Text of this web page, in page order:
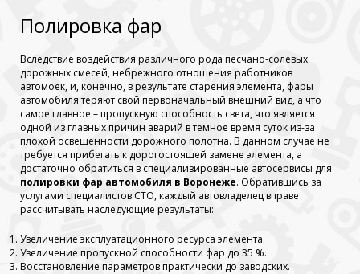
Полировка фар
Вследствие воздействия различного рода песчано-солевых
дорожных смесей, небрежного отношения работников
автомоек, и, конечно, в результате старения элемента, фары
автомобиля теряют свой первоначальный внешний вид, а что
самое главное – пропускную способность света, что является
одной из главных причин аварий в темное время суток из-за
плохой освещенности дорожного полотна. В данном случае не
требуется прибегать к дорогостоящей замене элемента, а
достаточно обратиться в специализированные автосервисы для
полировки фар автомобиля в Воронеже. Обратившись за
услугами специалистов СТО, каждый автовладелец вправе
рассчитывать наследующие результаты:
Увеличение эксплуатационного ресурса элемента.
Увеличение пропускной способности фар до 35 %.
Восстановление параметров практически до заводских.